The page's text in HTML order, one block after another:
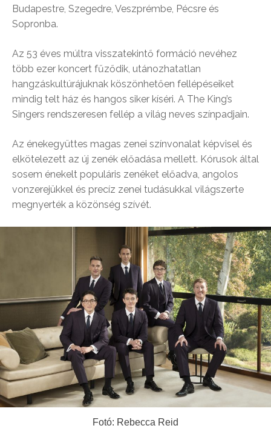
Budapestre, Szegedre, Veszprémbe, Pécsre és
Sopronba.
Az 53 éves múltra visszatekintő formáció nevéhez
több ezer koncert fűződik, utánozhatatlan
hangzáskultúrájuknak köszönhetően fellépéseiket
mindig telt ház és hangos siker kíséri. A The King’s
Singers rendszeresen fellép a világ neves színpadjain.
Az énekegyüttes magas zenei színvonalat képvisel és
elkötelezett az új zenék előadása mellett. Kórusok által
sosem énekelt populáris zenéket előadva, angolos
vonzerejükkel és precíz zenei tudásukkal világszerte
megnyerték a közönség szívét.
Fotó: Rebecca Reid